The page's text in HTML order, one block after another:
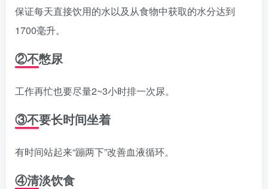
保证每天直接饮用的水以及从食物中获取的水分达到
1700毫升。
②不憋尿
工作再忙也要尽量2~3小时排一次尿。
③不要长时间坐着
有时间站起来“蹦两下”改善血液循环。
④清淡饮食